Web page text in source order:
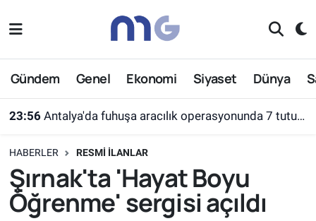
Gündem Genel Ekonomi Siyaset Dünya
23:56 Antalya'da fuhuşa aracılık operasyonunda 7 tutuklama
HABERLER RESMI İLANLAR
Şırnak'ta 'Hayat Boyu
Öğrenme' sergisi açıldı
İstanbul Namaz Vakitleri
Süper Lig Puan Durumu ve Fikstür